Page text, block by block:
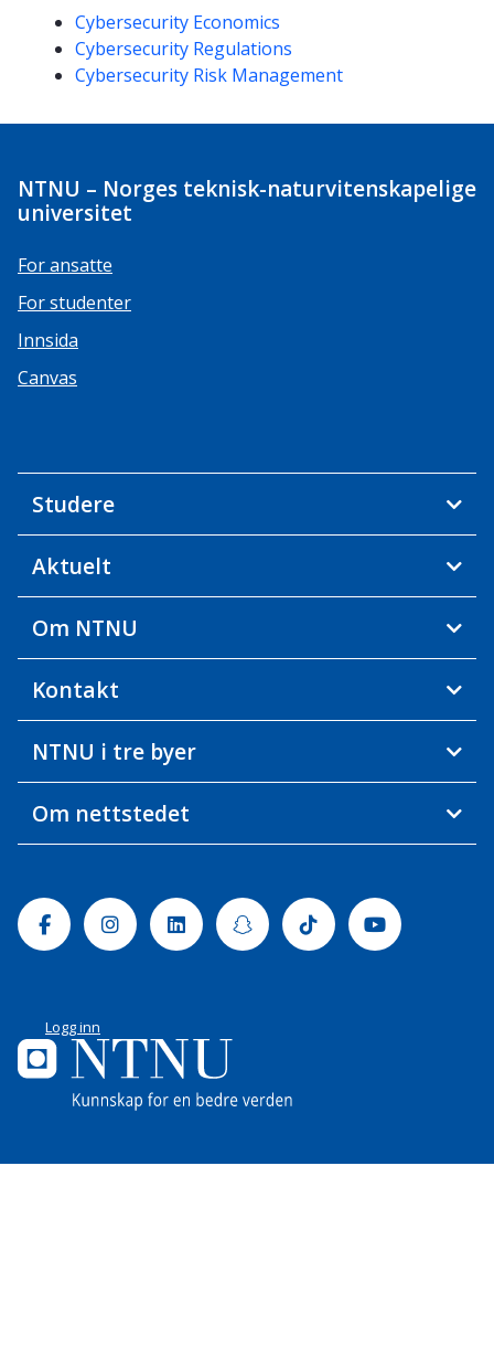
Kompetanseord
Cybersecurity Economics
Cybersecurity Regulations
Cybersecurity Risk Management
NTNU – Norges teknisk-naturvitenskapelige
universitet
For ansatte
For studenter
Innsida
Canvas
Studere
Aktuelt
Om NTNU
Kontakt
NTNU i tre byer
Om nettstedet
FacebookInstagramLinkedinSnapchatTiktok Youtube
Logg inn